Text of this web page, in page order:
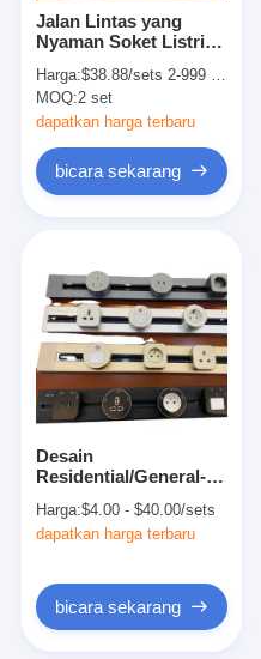
Jalan Lintas yang
Nyaman Soket Listrik
yang dipasang di
dinding
Harga:$38.88/sets 2-999 sets
MOQ:2 set
dapatkan harga terbaru
bicara sekarang
Desain
Residential/General-
Extension Australian
Hotel Outlet Furniture
Harga:$4.00 - $40.00/sets
dapatkan harga terbaru
bicara sekarang